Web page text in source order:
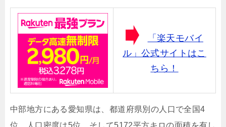
「楽天モバイ
ル」公式サイトはこ
ちら！
中部地方にある愛知県は、都道府県別の人口で全国4